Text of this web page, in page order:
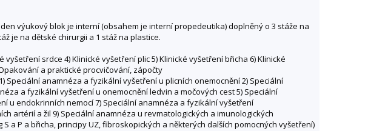
výukový blok je interní (obsahem je interní propedeutika) doplněný o 3 stáže na
je na dětské chirurgii a 1 stáž na plastice.
srdce 4) Klinické vyšetření plic 5) Klinické vyšetření břicha 6) Klinické
a praktické procvičování, zápočty
anamnéza a fyzikální vyšetření u plicních onemocnění 2) Speciální
a fyzikální vyšetření u onemocnění ledvin a močových cest 5) Speciální
u endokrinních nemocí 7) Speciální anamnéza a fyzikální vyšetření
artérií a žil 9) Speciální anamnéza u revmatologických a imunologických
a P a břicha, principy UZ, fibroskopických a některých dalších pomocných vyšetření)